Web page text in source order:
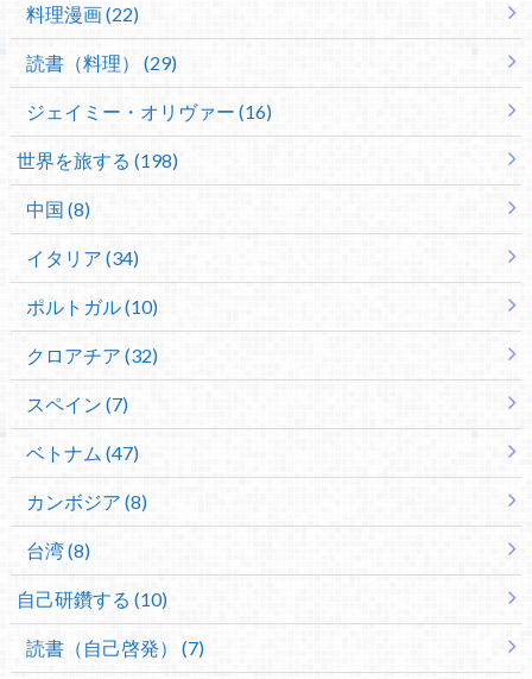
料理漫画 (22)
読書（料理） (29)
ジェイミー・オリヴァー (16)
世界を旅する (198)
中国 (8)
イタリア (34)
ポルトガル (10)
クロアチア (32)
スペイン (7)
ベトナム (47)
カンボジア (8)
台湾 (8)
自己研鑽する (10)
読書（自己啓発） (7)